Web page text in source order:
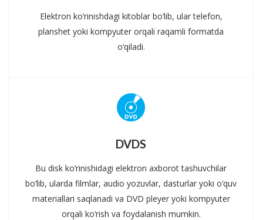
Elektron ko‘rinishdagi kitoblar bo‘lib, ular telefon,
planshet yoki kompyuter orqali raqamli formatda
o‘qiladi.
DVDS
Bu disk ko‘rinishidagi elektron axborot tashuvchilar
bo‘lib, ularda filmlar, audio yozuvlar, dasturlar yoki o‘quv
materiallari saqlanadi va DVD pleyer yoki kompyuter
orqali ko‘rish va foydalanish mumkin.